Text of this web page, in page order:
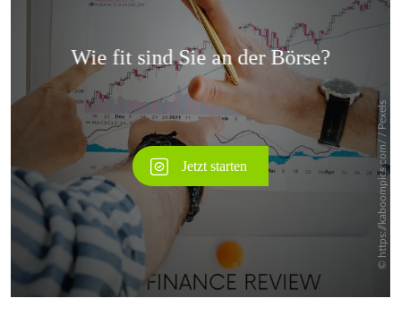
Überspringen